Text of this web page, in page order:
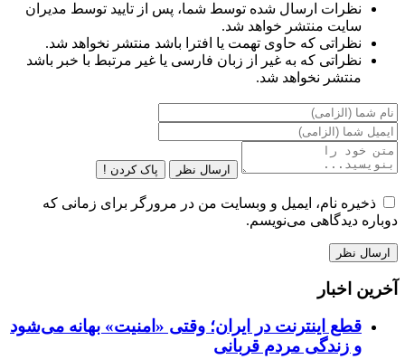
نظرات ارسال شده توسط شما، پس از تایید توسط مدیران
سایت منتشر خواهد شد.
نظراتی که حاوی تهمت یا افترا باشد منتشر نخواهد شد.
نظراتی که به غیر از زبان فارسی یا غیر مرتبط با خبر باشد
منتشر نخواهد شد.
ارسال نظر پاک کردن !
ذخیره نام، ایمیل و وبسایت من در مرورگر برای زمانی که
دوباره دیدگاهی می‌نویسم.
آخرین اخبار
قطع اینترنت در ایران؛ وقتی «امنیت» بهانه می‌شود
و زندگی مردم قربانی